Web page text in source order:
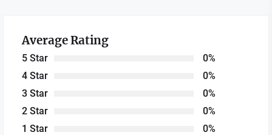
Average Rating
5 Star
0%
4 Star
0%
3 Star
0%
2 Star
0%
1 Star
0%